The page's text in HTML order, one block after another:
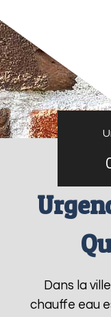
Dans la
chauffe eau